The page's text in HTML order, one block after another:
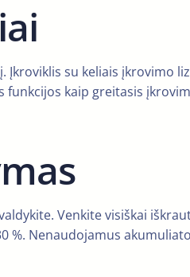
su keliais įkrovimo
kaip greitasis
Venkite visiškai
%. Nenaudojamus